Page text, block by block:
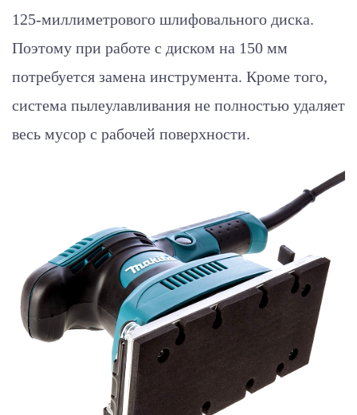
125-миллиметрового шлифовального диска.
Поэтому при работе с диском на 150 мм
потребуется замена инструмента. Кроме того,
система пылеулавливания не полностью удаляет
весь мусор с рабочей поверхности.